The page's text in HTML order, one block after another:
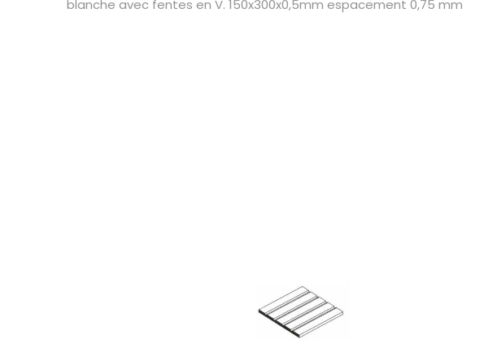
blanche avec fentes en V. 150x300x0,5mm espacement 0,75 mm